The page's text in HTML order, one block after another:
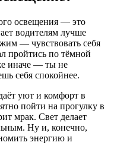
освещения — это
водителям лучше
— чувствовать себя
пройтись по тёмной
иначе — ты не
себя спокойнее.
уют и комфорт в
пойти на прогулку в
мрак. Свет делает
Ну и, конечно,
энергию и